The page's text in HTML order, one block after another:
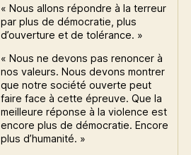
« Nous allons répondre à la terreur
par plus de démocratie, plus
d’ouverture et de tolérance. »
« Nous ne devons pas renoncer à
nos valeurs. Nous devons montrer
que notre société ouverte peut
faire face à cette épreuve. Que la
meilleure réponse à la violence est
encore plus de démocratie. Encore
plus d’humanité. »